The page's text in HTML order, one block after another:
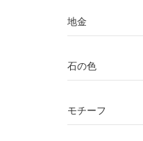
地金
石の色
モチーフ